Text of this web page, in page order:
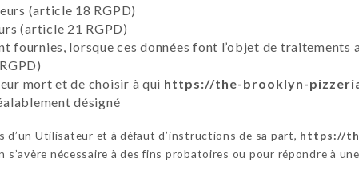
(article 18 RGPD)
(article 21 RGPD)
lorsque ces données font l’objet de traitements
mort et de choisir à qui https://the-brooklyn-
désigné
d’un Utilisateur et à défaut d’instructions de sa part, https://
s’avère nécessaire à des fins probatoires ou pour répondre à